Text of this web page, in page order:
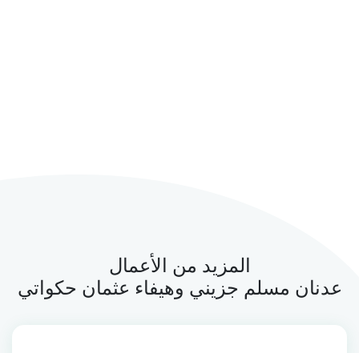
المزيد من الأعمال
عدنان مسلم جزيني وهيفاء عثمان حكواتي